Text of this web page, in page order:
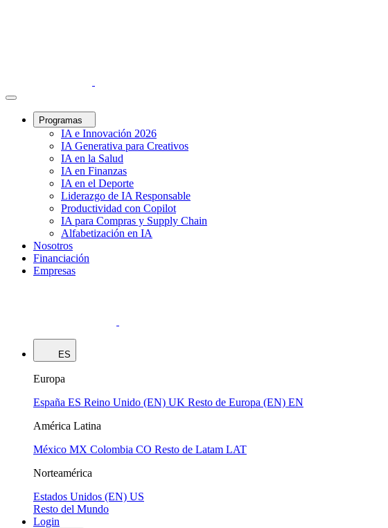
Programas
IA e Innovación 2026
IA Generativa para Creativos
IA en la Salud
IA en Finanzas
IA en el Deporte
Liderazgo de IA Responsable
Productividad con Copilot
IA para Compras y Supply Chain
Alfabetización en IA
Nosotros
Financiación
Empresas
ES
Europa
España ES Reino Unido (EN) UK Resto de Europa (EN) EN
América Latina
México MX Colombia CO Resto de Latam LAT
Norteamérica
Estados Unidos (EN) US
Resto del Mundo
Login